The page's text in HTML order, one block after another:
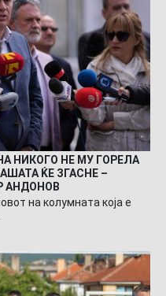
НИКОГО НЕ МУ ГОРЕЛА
ЌЕ ЗГАСНЕ –
АНДОНОВ
на колумната која е